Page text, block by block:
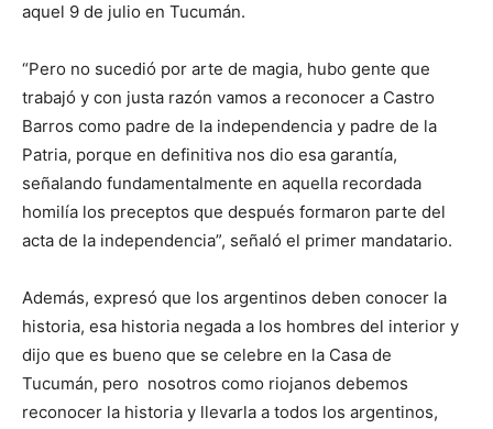
aquel 9 de julio en Tucumán.
“Pero no sucedió por arte de magia, hubo gente que
trabajó y con justa razón vamos a reconocer a Castro
Barros como padre de la independencia y padre de la
Patria, porque en definitiva nos dio esa garantía,
señalando fundamentalmente en aquella recordada
homilía los preceptos que después formaron parte del
acta de la independencia”, señaló el primer mandatario.
Además, expresó que los argentinos deben conocer la
historia, esa historia negada a los hombres del interior y
dijo que es bueno que se celebre en la Casa de
Tucumán, pero nosotros como riojanos debemos
reconocer la historia y llevarla a todos los argentinos,